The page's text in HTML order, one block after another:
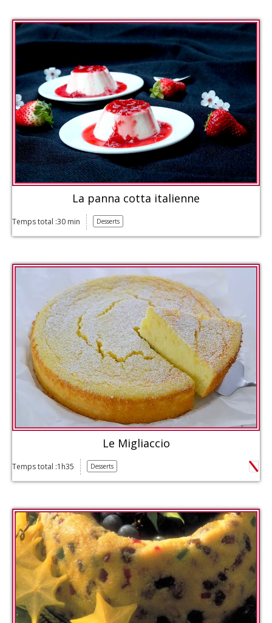
La panna cotta italienne
Temps total :30 min Desserts
Le Migliaccio
Temps total :1h35 Desserts